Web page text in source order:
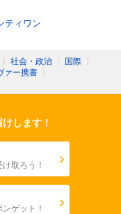
ティワン
〉 社会・政治 〉 国際 〉
ァー携書 〉
します！
取ろう！
ゲット！